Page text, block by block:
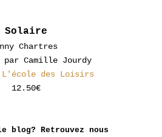
Solaire
Chartres
Camille Jourdy
L'école des Loisirs
12.50€
blog? Retrouvez nous